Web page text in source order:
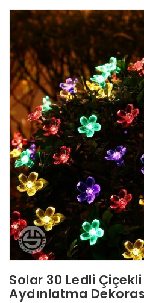
Solar 30 Ledli Çiçekli
Aydınlatma